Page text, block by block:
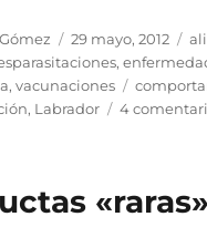
Publicado
el
29 mayo, 2012
,
,vacunaciones Etiquetas
, Labrador 4